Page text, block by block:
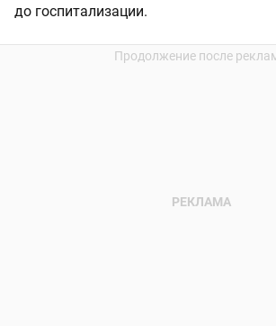
до госпитализации.